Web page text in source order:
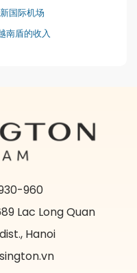
国际机场
南盾的收入
960
Lac Long Quan
Hanoi